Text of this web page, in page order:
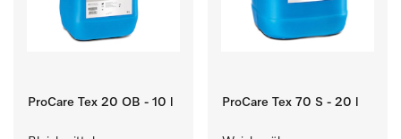
ProCare Tex 20 OB - 10 l ProCare Tex 70 S - 20 l